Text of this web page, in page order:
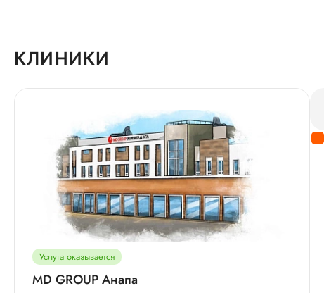
КЛИНИКИ
Услуга оказывается
MD GROUP Анапа